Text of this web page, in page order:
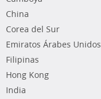
China
Corea del Sur
Emiratos Árabes Unidos
Filipinas
Hong Kong
India